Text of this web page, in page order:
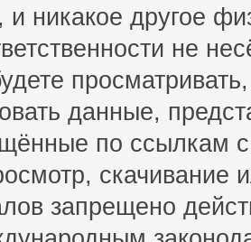
никакое другое
не
данные,
по ссылкам
скачивание
запрещено